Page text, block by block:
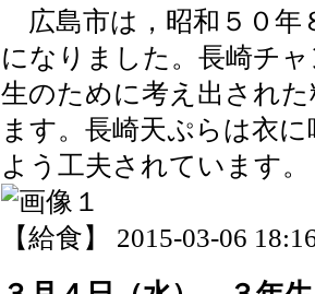
広島市は，昭和５０年
になりました。長崎チ
生のために考え出され
ます。長崎天ぷらは衣
よう工夫されています。
【給食】 2015-03-06